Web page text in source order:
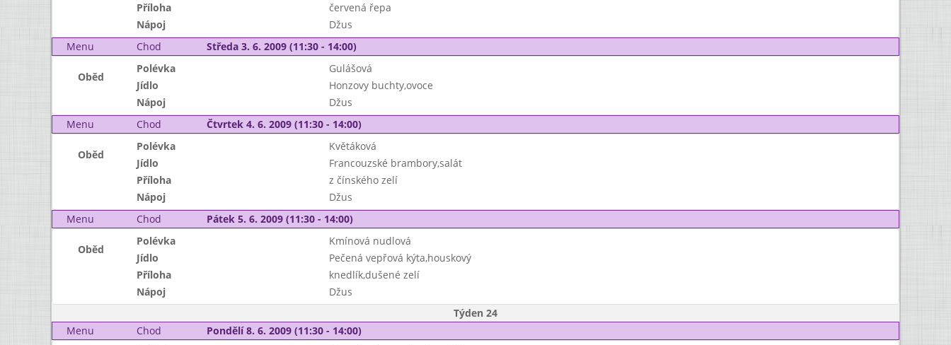
Příloha
červená řepa
Nápoj
Džus
Menu
Chod Středa 3. 6. 2009 (11:30 - 14:00)
Oběd
Polévka
Gulášová
Jídlo
Honzovy buchty,ovoce
Nápoj
Džus
Menu
Chod Čtvrtek 4. 6. 2009 (11:30 - 14:00)
Oběd
Polévka
Květáková
Jídlo
Francouzské brambory,salát
Příloha
z čínského zelí
Nápoj
Džus
Menu
Chod Pátek 5. 6. 2009 (11:30 - 14:00)
Oběd
Polévka
Kmínová nudlová
Jídlo
Pečená vepřová kýta,houskový
Příloha
knedlík,dušené zelí
Nápoj
Džus
Týden 24
Menu
Chod Pondělí 8. 6. 2009 (11:30 - 14:00)